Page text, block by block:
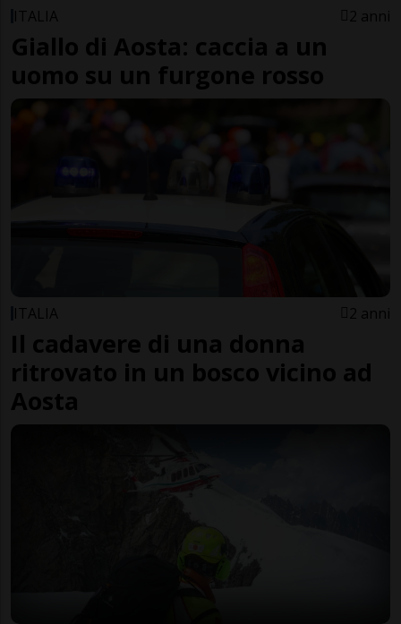
ITALIA 2 anni
Giallo di Aosta: caccia a un
uomo su un furgone rosso
ITALIA 2 anni
Il cadavere di una donna
ritrovato in un bosco vicino ad
Aosta